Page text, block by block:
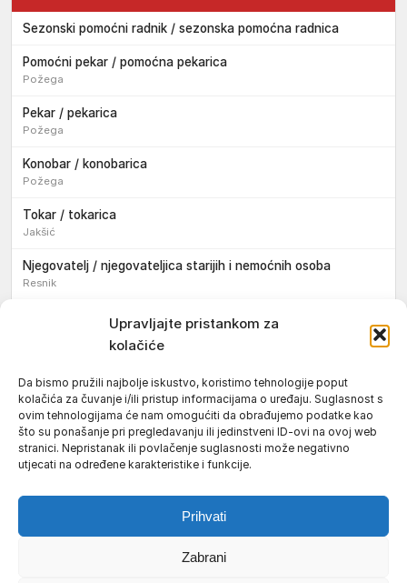
Upravljajte pristankom za
kolačiće
Da bismo pružili najbolje iskustvo, koristimo tehnologije poput
kolačića za čuvanje i/ili pristup informacijama o uređaju. Suglasnost s
ovim tehnologijama će nam omogućiti da obrađujemo podatke kao
što su ponašanje pri pregledavanju ili jedinstveni ID-ovi na ovoj web
stranici. Nepristanak ili povlačenje suglasnosti može negativno
utjecati na određene karakteristike i funkcije.
Prihvati
Zabrani
Sezonski pomoćni radnik / sezonska pomoćna radnica
Pomoćni pekar / pomoćna pekarica
Požega
Pekar / pekarica
Požega
Konobar / konobarica
Požega
Tokar / tokarica
Jakšić
Njegovatelj / njegovateljica starijih i nemoćnih osoba
Resnik
Konobar / konobarica
Jakšić
Vozač / vozačica teretnog vozila s poluprikolicom
Požega
Pomoćnik/ica u nastavi